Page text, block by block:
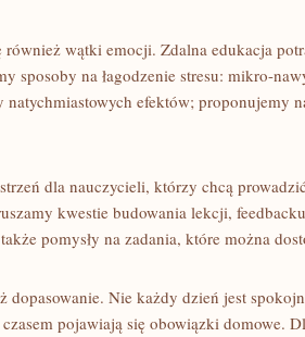
wątki emocji. Zdalna edukacja
sposoby na łagodzenie stresu: mikro-
efektów; proponujemy
dla nauczycieli, którzy chcą
kwestie budowania lekcji,
pomysły na zadania, które można
dopasowanie. Nie każdy dzień jest
pojawiają się obowiązki domowe.